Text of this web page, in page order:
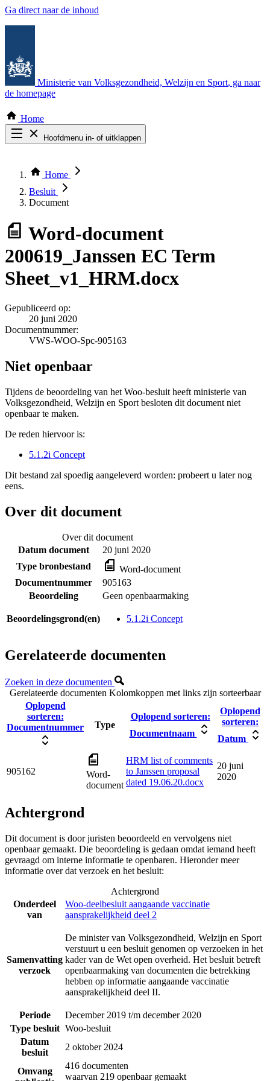
Ga direct naar de inhoud
Ministerie van Volksgezondheid, Welzijn en Sport, ga naar
de homepage
Home
Hoofdmenu in- of uitklappen
Thema COVID-19
Bekijk per bestuursorgaan
Home
Besluit
Document
Word-document
200619_Janssen EC Term
Sheet_v1_HRM.docx
Gepubliceerd op:
20 juni 2020
Documentnummer:
VWS-WOO-Spc-905163
Niet openbaar
Tijdens de beoordeling van het Woo-besluit heeft ministerie van
Volksgezondheid, Welzijn en Sport besloten dit document niet
openbaar te maken.
De reden hiervoor is:
5.1.2i Concept
Dit bestand zal spoedig aangeleverd worden: probeert u later nog
eens.
Over dit document
Over dit document
Datum document
20 juni 2020
Type bronbestand
Word-document
Documentnummer
905163
Beoordeling
Geen openbaarmaking
Beoordelingsgrond(en) 5.1.2i Concept
Gerelateerde documenten
Zoeken in deze documenten
Gerelateerde documenten Kolomkoppen met links zijn sorteerbaar
Oplopend
sorteren:
Documentnummer
Type
Oplopend sorteren:
Documentnaam
Oplopend
sorteren:
Datum
905162
Word-
document
HRM list of comments
to Janssen proposal
dated 19.06.20.docx
20 juni
2020
Achtergrond
Dit document is door juristen beoordeeld en vervolgens niet
openbaar gemaakt. Die beoordeling is gedaan omdat iemand heeft
gevraagd om interne informatie te openbaren. Hieronder meer
informatie over dat verzoek en het besluit:
Achtergrond
Onderdeel
van
Woo-deelbesluit aangaande vaccinatie
aansprakelijkheid deel 2
Samenvatting
verzoek
De minister van Volksgezondheid, Welzijn en Sport
verstuurt u een besluit genomen op verzoeken in het
kader van de Wet open overheid. Het besluit betreft
openbaarmaking van documenten die betrekking
hebben op informatie aangaande vaccinatie
aansprakelijkheid deel II.
Periode
December 2019 t/m december 2020
Type besluit Woo-besluit
Datum
besluit
2 oktober 2024
Omvang
416 documenten
waarvan 219 openbaar gemaakt